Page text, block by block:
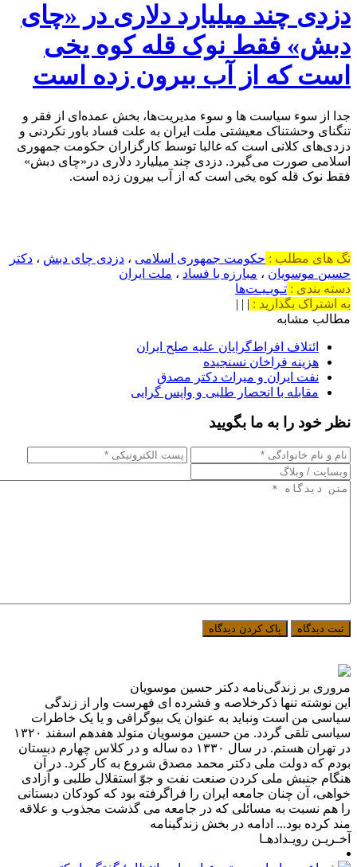
دزدی چند میلیارد دلاری در «چای
دبش» فقط نوک قله کوه یخی
است که از آب بیرون زده است
جدا‌ از سوء سیاست ها و سوء مدیریت‌ها، بخش عمده‌ای از فقر و
تنگنای وحشتناک معیشتی ملت ایران به علت فساد باور نکردنی و
دزدی‌های کلانی است که غالبا توسط کارگزاران حکومت جمهوری
اسلامی صورت می‌گیرد. دزدی چند میلیارد دلاری در«چای دبش»
فقط نوک قله کوه یخی است که از آب بیرون زده است.
تگ های مطلب : حکومت جمهوری اسلامی ، دزدی چای دبش ، دکتر
حسین موسویان ، مبارزه با فساد ، ملت ایران
دسته بندی : تـویـیـت‌ها
به اشتراک بگذارید : |
|
|
مطالب مشابه
ائتلاف افراط‌گرایان علیه صلح ایران
هزینه فراخان نسنجیده
نفت ایران و میراث دکتر مصدق
مقابله با انحصار طلبی و واپس گرایی
نظر خود را به ما بگویید
مروری بر زندگی‌نامه دکتر حسین موسویان
این نوشته تنها ذکرخلاصه و فشرده ای فهرست وار از زندگی
سیاسی من است ونباید به عنوان یک بیوگرافی و یا یک خاطرات
سیاسی تلقی گردد. من حسین موسویان متولد هفدهم اسفند ۱۳۲۰
در تهران هستم. در سال ۱۳۳۰ ده ساله و در کلاس چهارم دبستان
بودم که دولت ملی دکتر محمد مصدق شروع به کار کرد. در آن
هنگام جنبش ملی کردن صنعت نفت و جوّ استقلال طلبی و آزادی
خواهی، آن چنان جامعه ایران را فراگرفته بود که کودکان دبستانی
را هم نسبت به مسائلی که در جامعه می گذشت مجذوب و علاقه
مند کرده بود... ادامه در بخش زندگینامه
آخـریـن رویـدادهـا